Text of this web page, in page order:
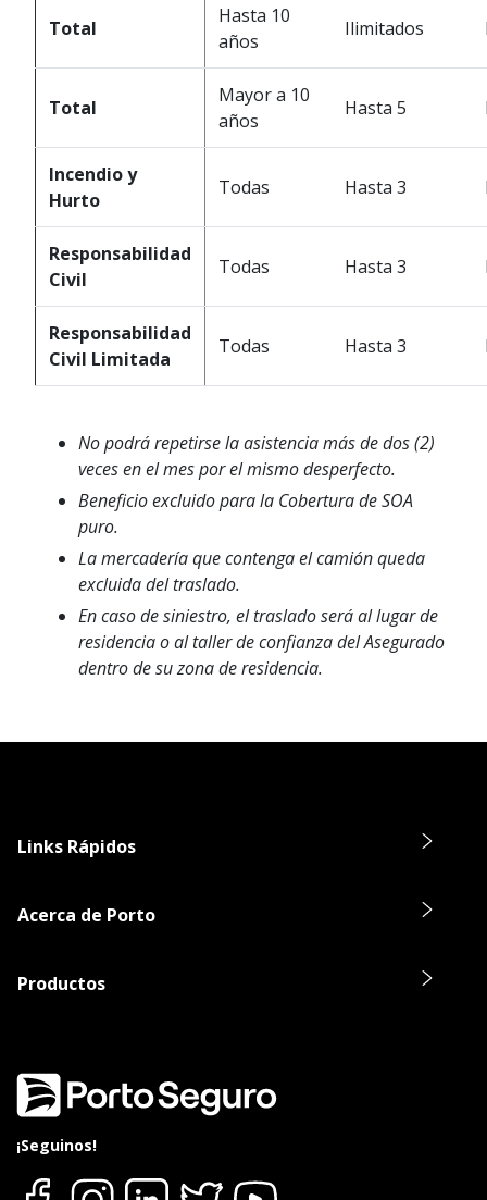
Total
Hasta 10
años
Ilimitados
Total
Mayor a 10
años
Hasta 5
Incendio y
Hurto
Todas Hasta 3
Responsabilidad
Civil
Todas Hasta 3
Responsabilidad
Civil Limitada
Todas Hasta 3
No podrá repetirse la asistencia más de dos (2)
veces en el mes por el mismo desperfecto.
Beneficio excluido para la Cobertura de SOA
puro.
La mercadería que contenga el camión queda
excluida del traslado.
En caso de siniestro, el traslado será al lugar de
residencia o al taller de confianza del Asegurado
dentro de su zona de residencia.
Links Rápidos
Acerca de Porto
Productos
¡Seguinos!